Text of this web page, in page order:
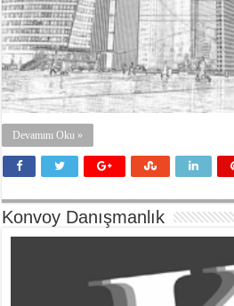
Devamını Oku »
Konvoy Danışmanlık